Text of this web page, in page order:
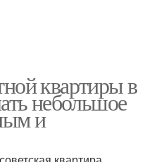
квартиры в
небольшое
и